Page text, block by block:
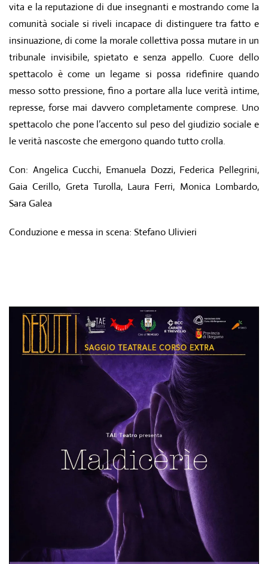
vita e la reputazione di due insegnanti e mostrando come la
comunità sociale si riveli incapace di distinguere tra fatto e
insinuazione, di come la morale collettiva possa mutare in un
tribunale invisibile, spietato e senza appello. Cuore dello
spettacolo è come un legame si possa ridefinire quando
messo sotto pressione, fino a portare alla luce verità intime,
represse, forse mai davvero completamente comprese. Uno
spettacolo che pone l’accento sul peso del giudizio sociale e
le verità nascoste che emergono quando tutto crolla.
Con: Angelica Cucchi, Emanuela Dozzi, Federica Pellegrini,
Gaia Cerillo, Greta Turolla, Laura Ferri, Monica Lombardo,
Sara Galea
Conduzione e messa in scena: Stefano Ulivieri